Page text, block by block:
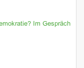
Im Gespräch